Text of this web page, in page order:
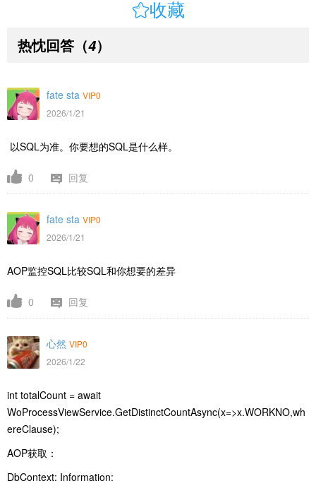
收藏
热忱回答 （4）
fate sta VIP0
2026/1/21
以SQL为准。你要想的SQL是什么样。
0 回复
fate sta VIP0
2026/1/21
AOP监控SQL比较SQL和你想要的差异
0 回复
心然 VIP0
2026/1/22
int totalCount = await
WoProcessViewService.GetDistinctCountAsync(x=>x.WORKNO,wh
ereClause);
AOP获取：
DbContext: Information: